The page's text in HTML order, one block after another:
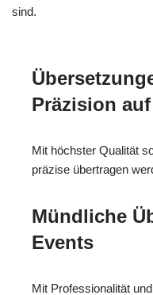
sind.
Präzision
Mit höchster Qualität
präzise übertragen
Mündliche
Events
Mit Professionalität